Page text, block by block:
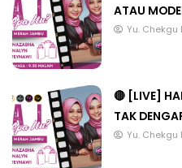
ATAU
Yu. Chekgu
🔴 [LIVE]
TAK
Yu. Chekgu